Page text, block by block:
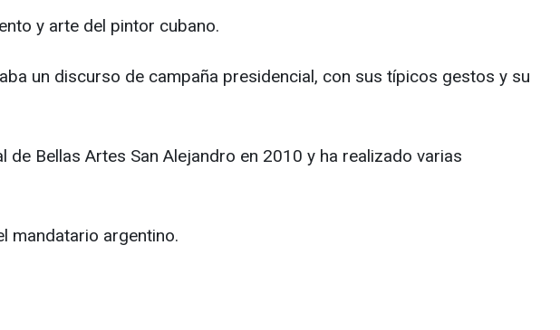
y arte del pintor cubano.
un discurso de campaña presidencial, con sus típicos gestos y su
Bellas Artes San Alejandro en 2010 y ha realizado varias
mandatario argentino.